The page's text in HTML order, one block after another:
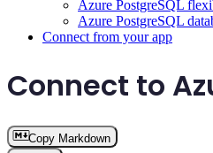
Azure PostgreSQL
Azure PostgreSQL
Connect from your app
Connect to
Copy Markdown